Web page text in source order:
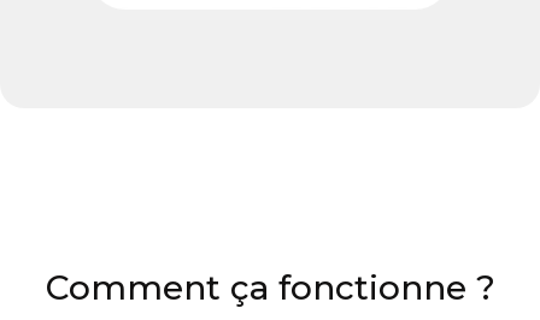
Comment ça fonctionne ?